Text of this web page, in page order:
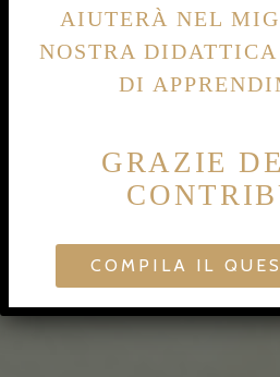
AIUTERÀ NEL
NOSTRA
DI
GRAZIE
COMPILA IL